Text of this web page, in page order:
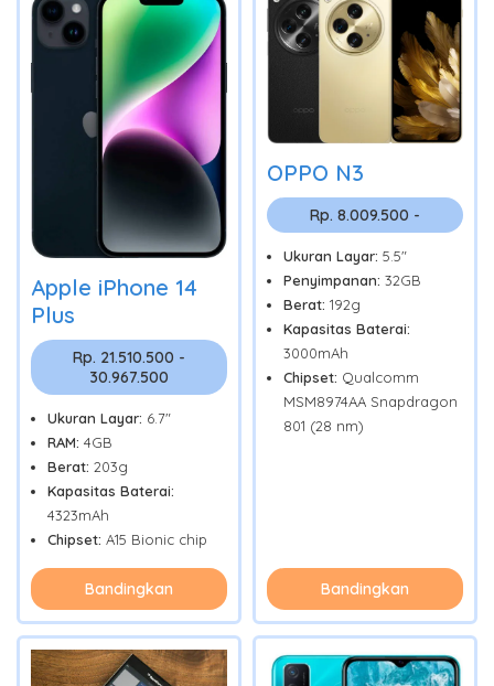
Apple iPhone 14
Plus
Rp. 21.510.500 -
30.967.500
Ukuran Layar: 6.7"
RAM: 4GB
Berat: 203g
Kapasitas Baterai:
4323mAh
Chipset: A15 Bionic chip
Bandingkan
OPPO N3
Rp. 8.009.500 -
Ukuran Layar: 5.5"
Penyimpanan: 32GB
Berat: 192g
Kapasitas Baterai:
3000mAh
Chipset: Qualcomm
MSM8974AA Snapdragon
801 (28 nm)
Bandingkan